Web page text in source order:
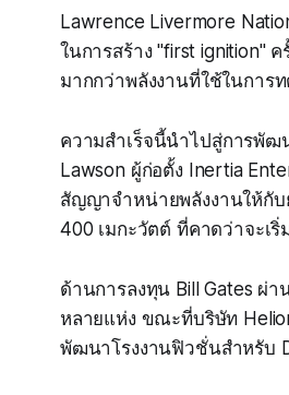
Lawrence Livermore
ในการสร้าง "first ignition"
มากกว่าพลังงานที่ใช้ในการท
ความสำเร็จนี้นำไปสู่การพัฒ
Lawson ผู้ก่อตั้ง Inertia
สัญญาจำหน่ายพลังงานให้กับ
400 เมกะวัตต์ ที่คาดว่าจะเ
ด้านการลงทุน Bill Gates ผ่
หลายแห่ง ขณะที่บริษัท
พัฒนาโรงงานฟิวชั่นสำหรับ